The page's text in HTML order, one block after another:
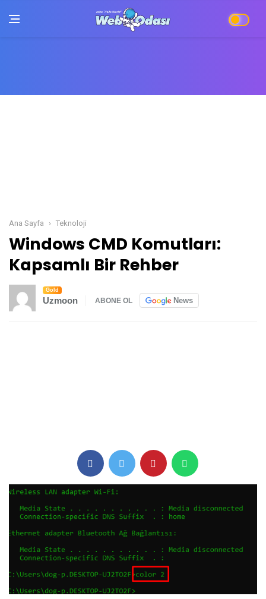
Ana Sayfa Teknoloji
Windows CMD Komutları:
Kapsamlı Bir Rehber
Gold
Uzmoon ABONE OL News